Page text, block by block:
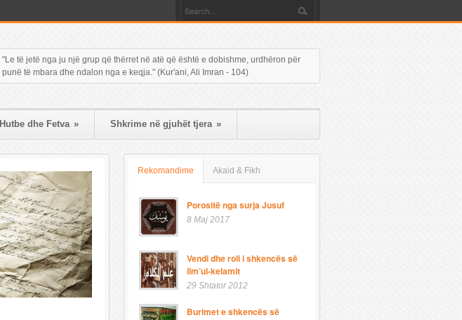
"Le të jetë nga ju një grup që thërret në atë që është e dobishme, urdhëron për
punë të mbara dhe ndalon nga e keqja." (Kur'ani, Ali Imran - 104)
Hutbe dhe Fetva » Shkrime në gjuhët tjera »
Rekomandime Akaid & Fikh
Porositë nga surja Jusuf
8 Maj 2017
Vendi dhe roli i shkencës së
ilm’ul-kelamit
29 Shtator 2012
Burimet e shkencës së